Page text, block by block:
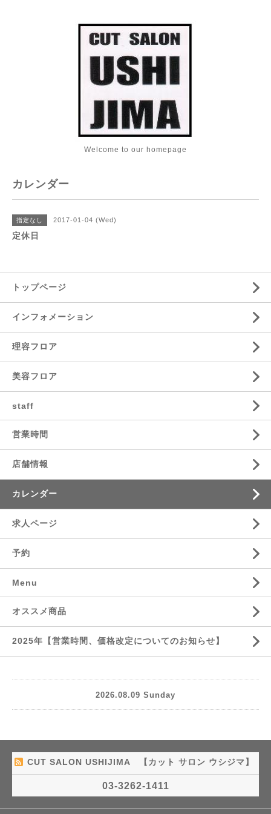
Welcome to our homepage
カレンダー
指定なし 2017-01-04 (Wed)
定休日
トップページ
インフォメーション
理容フロア
美容フロア
staff
営業時間
店舗情報
カレンダー
求人ページ
予約
Menu
オススメ商品
2025年【営業時間、価格改定についてのお知らせ】
2026.08.09 Sunday
CUT SALON USHIJIMA 【カット サロン ウシジマ】
03-3262-1411